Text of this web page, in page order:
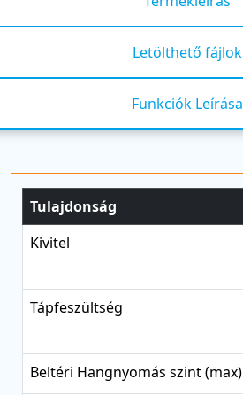
Letölthető fájlok
Funkciók Leírása
Tulajdonság
Kivitel
Tápfeszültség
Beltéri Hangnyomás szint (max)